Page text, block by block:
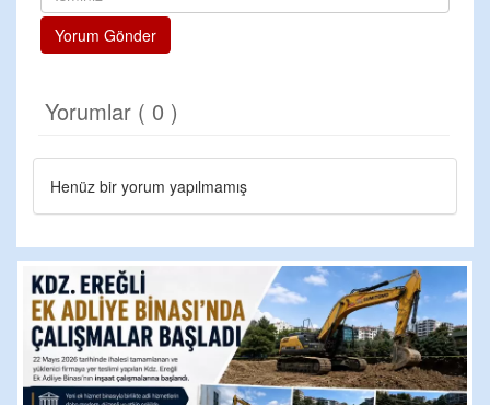
Yorum Gönder
Yorumlar ( 0 )
Henüz bir yorum yapılmamış